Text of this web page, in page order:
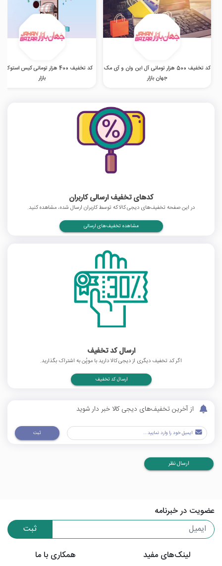
کد تخفیف 500 هزار تومانی آل این وان و آی مک
جهان بازار
کد تخفیف 400 هزار تومانی کیس
بازار
کدهای تخفیف ارسالی کاربران
در این صفحه تخفیف‌های دیجی کالا که توسط کاربران ارسال شده، مشاهده کنید.
مشاهده تخفیف‌های ارسالی
ارسال کد تخفیف
اگر کد تخفیف دیگری از دیجی کالا دارید با موپُن به اشتراک بگذارید.
ارسال کد تخفیف
از آخرین تخفیف‌های دیجی کالا خبر دار شوید
ثبت
ارسال نظر
عضویت در خبرنامه
ثبت
لینک‌های مفید
همکاری با ما